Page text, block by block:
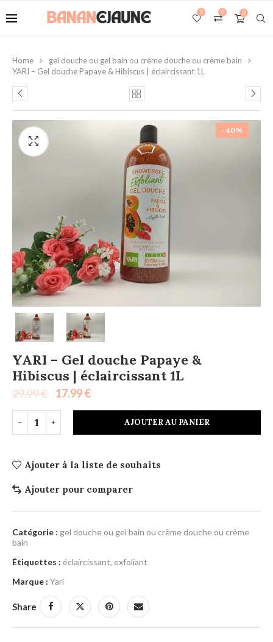
0
0
0
Home
gel douche ou gel bain ou crème douche ou crème bain
YARI – Gel douche Papaye & Hibiscus | éclaircissant 1L
-40%
YARI – Gel douche Papaye &
Hibiscus | éclaircissant 1L
29.99€ 17.99€
AJOUTER AU PANIER
Ajouter à la liste de souhaits
Ajouter pour comparer
Catégorie : gel douche ou gel bain ou crème douche ou crème
bain
Étiquettes : éclaircissant, exfoliant
Marque : Yari
Share